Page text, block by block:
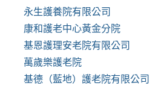
永生護養院有限公司
康和護老中心黃金分院
基恩護理安老院有限公司
萬歲樂護老院
基德（藍地）護老院有限公司